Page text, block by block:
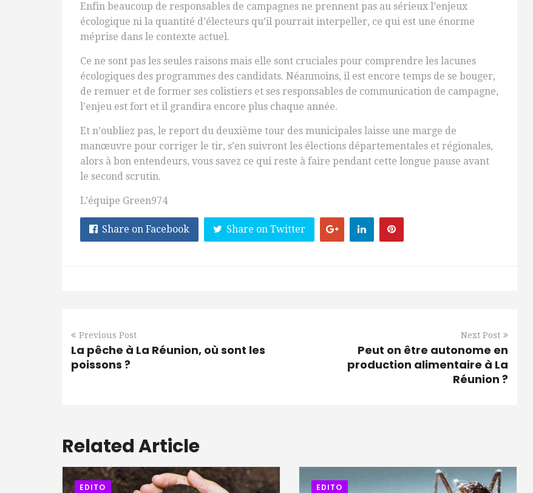
Enfin beaucoup de responsables de campagnes ne prennent pas au sérieux l’enjeux
écologique ni la quantité d’électeurs qu’il pourrait interpeller, ce qui est une énorme
méprise dans le contexte actuel.
Ce ne sont pas les seules raisons mais elle sont cruciales pour comprendre les lacunes
écologiques des programmes des candidats. Néanmoins, il est encore temps de se bouger,
de remuer et de former ses colistiers et ses responsables de communication de campagne,
l’enjeu est fort et il grandira encore plus chaque année.
Et n’oubliez pas, le report du deuxième tour des municipales laisse une marge de
manœuvre pour corriger le tir, s’en suivront les élections départementales et régionales,
alors à bon entendeurs, vous savez ce qui reste à faire pendant cette longue pause avant
le second scrutin.
L’équipe Green974
Share on Facebook Share on Twitter
Previous Post
La pêche à La Réunion, où sont les
poissons ?
Next Post
Peut on être autonome en
production alimentaire à La
Réunion ?
Related Article
EDITO EDITO